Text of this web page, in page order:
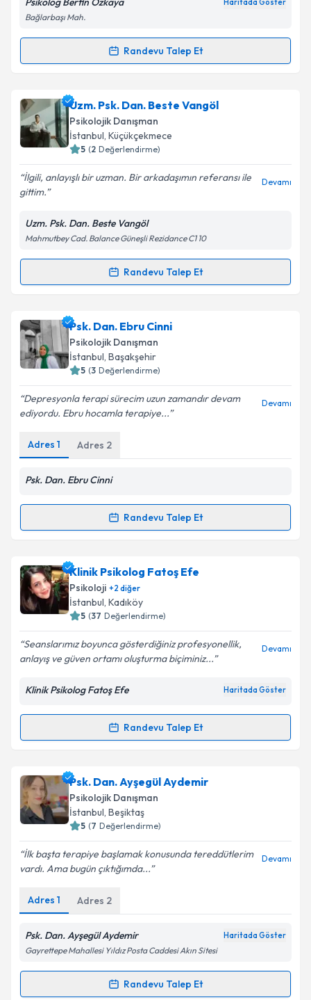
Kişisel verilerimin işlenmesine ilişkin
Aydınlatma
Metni
kapsamda işlenmesini kabul ediyorum.
Haritada Göster
Bağlarbaşı Mah.
Randevu Talep Et
Randevu Takvimi Talebi
Psk. Berfin Özkayaiçin randevu takvimi talebi
oluşturun. Size bu uzmandan randevu almanız için bir
takvim hazırlandığında e-posta ile bilgilendireceğiz.
Kişisel verilerimin işlenmesine ilişkin
Metni'ni okudum ve kişisel verilerimin belirtilen
kapsamda işlenmesini kabul ediyorum.
Uzm. Psk. Dan. Beste Vangöl
Psikolojik Danışman
İstanbul, Küçükçekmece
5 (2 Değerlendirme)
İlgili, anlayışlı bir uzman. Bir arkadaşımın referansı ile
gittim.
Devamı
Uzm. Psk. Dan. Beste Vangöl
Mahmutbey Cad. Balance Güneşli Rezidance C1 10
Randevu Talep Et
Randevu Takvimi Talebi
Uzm. Psk. Dan. Beste Vangöl
talebi oluşturun. Size bu uzmandan randevu almanız
için bir takvim hazırlandığında e-posta ile
bilgilendireceğiz.
E-posta Adresiniz
Kişisel verilerimin işlenmesine ilişkinAydınlatma
Metni'ni okudum ve kişisel verilerimin belirtilen
Takvim Talebini Gönder
Psk. Dan. Ebru Cinni
Psikolojik Danışman
İstanbul, Başakşehir
5 (3 Değerlendirme)
Depresyonla terapi sürecim uzun zamandır devam
ediyordu. Ebru hocamla terapiye...
Devamı
Adres 1 Adres 2
Psk. Dan. Ebru Cinni
Randevu Talep Et
Randevu Takvimi Talebi
Psk. Dan. Ebru Cinni için randevu takvimi talebi
oluşturun. Size bu uzmandan randevu almanız için bir
takvim hazırlandığında e-posta ile bilgilendireceğiz.
Kişisel verilerimin işlenmesine ilişkin
Aydınlatma
kapsamda işlenmesini kabul ediyorum.
Klinik Psikolog Fatoş Efe
Psikoloji +2 diğer
İstanbul, Kadıköy
5 (37 Değerlendirme)
Seanslarımız boyunca gösterdiğiniz profesyonellik,
anlayış ve güven ortamı oluşturma biçiminiz...
Devamı
Klinik Psikolog Fatoş Efe Haritada Göster
Randevu Talep Et
Randevu Takvimi Talebi
Klinik Psikolog Fatoş Efeiçin randevu takvimi talebi
oluşturun. Size bu uzmandan randevu almanız için bir
takvim hazırlandığında e-posta ile bilgilendireceğiz.
Kişisel verilerimin işlenmesine ilişkin
Metni'ni okudum ve kişisel verilerimin belirtilen
kapsamda işlenmesini kabul ediyorum.
Takvim Talebini Gönder
Psk. Dan. Ayşegül Aydemir
Psikolojik Danışman
İstanbul, Beşiktaş
5 (7 Değerlendirme)
İlk başta terapiye başlamak konusunda tereddütlerim
vardı. Ama bugün çıktığımda...
Devamı
Adres 1 Adres 2
Psk. Dan. Ayşegül Aydemir Haritada Göster
Gayrettepe Mahallesi Yıldız Posta Caddesi Akın Sitesi
Randevu Talep Et
Randevu Takvimi Talebi